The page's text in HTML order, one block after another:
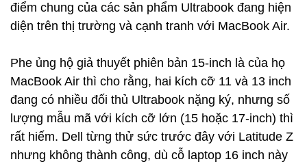
điểm chung của các sản phẩm Ultrabook đang hiện
diện trên thị trường và cạnh tranh với MacBook Air.
Phe ủng hộ giả thuyết phiên bản 15-inch là của họ
MacBook Air thì cho rằng, hai kích cỡ 11 và 13 inch
đang có nhiều đối thủ Ultrabook nặng ký, nhưng số
lượng mẫu mã với kích cỡ lớn (15 hoặc 17-inch) thì
rất hiếm. Dell từng thử sức trước đây với Latitude Z
nhưng không thành công, dù cỗ laptop 16 inch này